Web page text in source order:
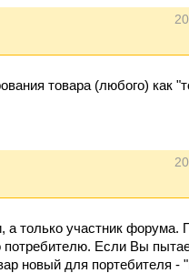
товара (любого) как
только участник форума.
потребителю. Если Вы
новый для портебителя -